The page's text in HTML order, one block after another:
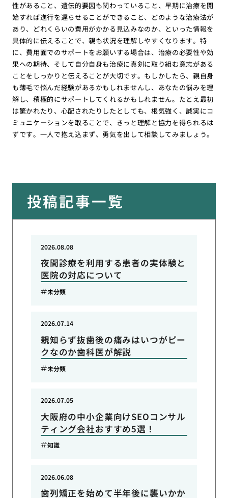
性があること、遺伝的要因も関わっていること、早期に治療を開
始すれば進行を遅らせることができること、どのような治療法が
あり、どれくらいの費用がかかる見込みなのか、といった情報を
具体的に伝えることで、親も状況を理解しやすくなります。特
に、費用面でのサポートをお願いする場合は、治療の必要性や効
果への期待、そして自分自身も治療に真剣に取り組む意志がある
ことをしっかりと伝えることが大切です。もしかしたら、親自身
も薄毛で悩んだ経験があるかもしれませんし、あなたの悩みを理
解し、積極的にサポートしてくれるかもしれません。たとえ最初
は驚かれたり、心配されたりしたとしても、根気強く、誠実にコ
ミュニケーションを取ることで、きっと理解と協力を得られるは
ずです。一人で抱え込まず、勇気を出して相談してみましょう。
投稿記事一覧
夜間診療を利用する患者の実体験と
医院の対応について
2026.08.08
未分類
親知らず抜歯後の痛みはいつがピー
クなのか歯科医が解説
2026.07.14
未分類
大阪府の中小企業向けSEOコンサル
ティング会社おすすめ5選！
2026.07.05
知識
歯列矯正を始めて半年後に襲いかか
2026.06.08